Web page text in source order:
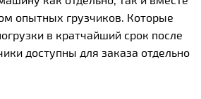
опытных грузчиков. Которые
в кратчайший срок после
доступны для заказа отдельно